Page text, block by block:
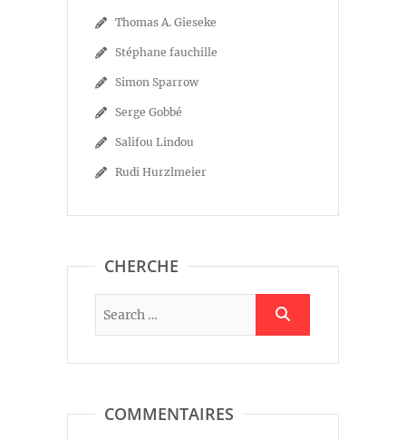
Thomas A. Gieseke
Stéphane fauchille
Simon Sparrow
Serge Gobbé
Salifou Lindou
Rudi Hurzlmeier
CHERCHE
COMMENTAIRES